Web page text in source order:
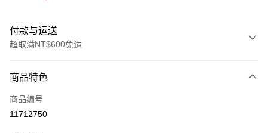
付款与运送
超取满NT$600免运
信用卡一次付款
超商取货付款
商品特色
商品编号
11712750